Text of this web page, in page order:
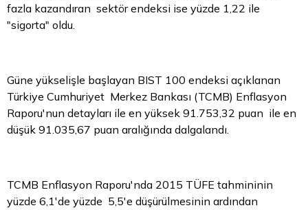
fazla kazandıran sektör endeksi ise yüzde 1,22 ile
"sigorta" oldu.
Güne yükselişle başlayan BIST 100 endeksi açıklanan
Türkiye Cumhuriyet Merkez Bankası (TCMB) Enflasyon
Raporu'nun detayları ile en yüksek 91.753,32 puan ile en
düşük 91.035,67 puan aralığında dalgalandı.
TCMB Enflasyon Raporu'nda 2015 TÜFE tahmininin
yüzde 6,1'de yüzde 5,5'e düşürülmesinin ardından